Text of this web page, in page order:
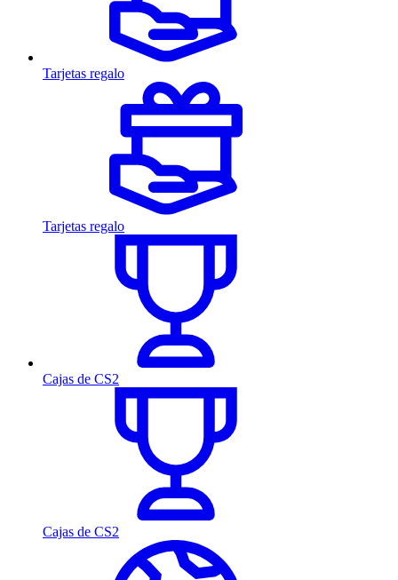
Tarjetas regalo
Tarjetas regalo
Cajas de CS2
Cajas de CS2